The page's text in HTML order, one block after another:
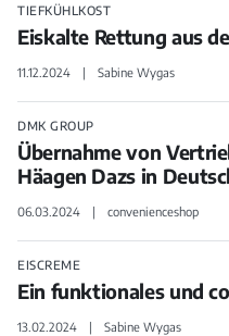
TIEFKÜHLKOST
Eiskalte Rettung aus
11.12.2024 Sabine Wygas
DMK GROUP
Übernahme von
Häagen Dazs in
06.03.2024 convenienceshop
EISCREME
Ein funktionales und
13.02.2024 Sabine Wygas